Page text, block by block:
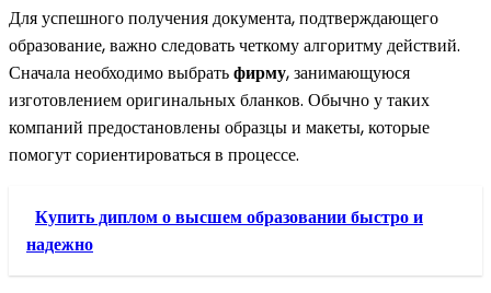
Для успешного получения документа, подтверждающего
образование, важно следовать четкому алгоритму действий.
Сначала необходимо выбратьфирму, занимающуюся
изготовлением оригинальных бланков. Обычно у таких
компаний предостановлены образцы и макеты, которые
помогут сориентироваться в процессе.
Купить диплом о высшем образовании быстро и
надежно